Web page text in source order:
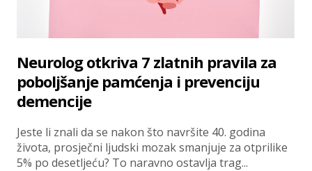
Neurolog otkriva 7 zlatnih pravila za
poboljšanje pamćenja i prevenciju
demencije
Jeste li znali da se nakon što navršite 40. godina
života, prosječni ljudski mozak smanjuje za otprilike
5% po desetljeću? To naravno ostavlja trag...